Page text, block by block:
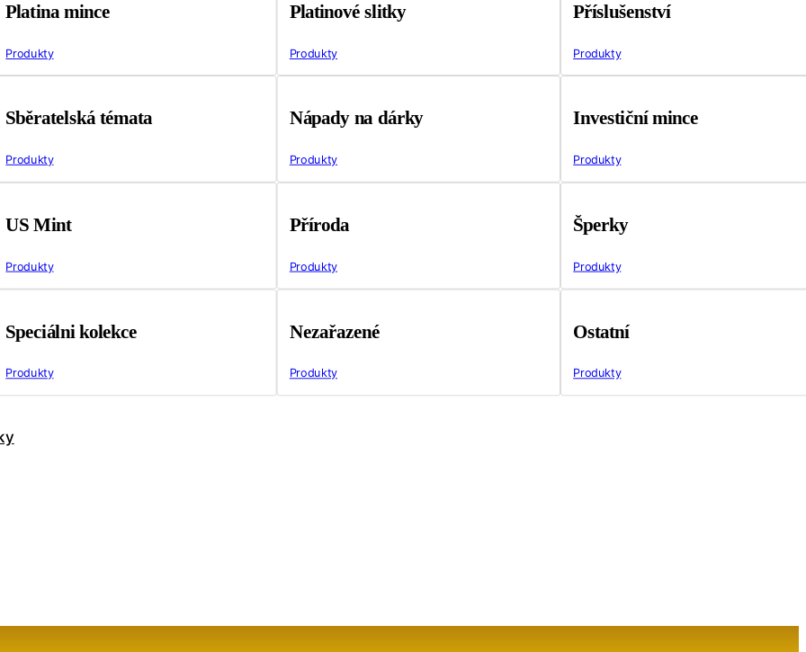
Platina mince
Produkty
Platinové slitky
Produkty
Příslušenství
Produkty
Sběratelská témata
Produkty
Nápady na dárky
Produkty
Investiční mince
Produkty
US Mint
Produkty
Příroda
Produkty
Šperky
Produkty
Speciálni kolekce
Produkty
Nezařazené
Produkty
Ostatní
Produkty